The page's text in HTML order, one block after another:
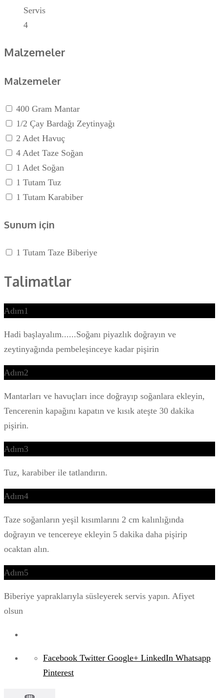
Servis
4
Malzemeler
Malzemeler
400 Gram Mantar
1/2 Çay Bardağı Zeytinyağı
2 Adet Havuç
4 Adet Taze Soğan
1 Adet Soğan
1 Tutam Tuz
1 Tutam Karabiber
Sunum için
1 Tutam Taze Biberiye
Talimatlar
Adım1
Hadi başlayalım......Soğanı piyazlık doğrayın ve
zeytinyağında pembeleşinceye kadar pişirin
Adım2
Mantarları ve havuçları ince doğrayıp soğanlara ekleyin,
Tencerenin kapağını kapatın ve kısık ateşte 30 dakika
pişirin.
Adım3
Tuz, karabiber ile tatlandırın.
Adım4
Taze soğanların yeşil kısımlarını 2 cm kalınlığında
doğrayın ve tencereye ekleyin 5 dakika daha pişirip
ocaktan alın.
Adım5
Biberiye yapraklarıyla süsleyerek servis yapın. Afiyet
olsun
Facebook Twitter Google+ LinkedIn Whatsapp
Pinterest